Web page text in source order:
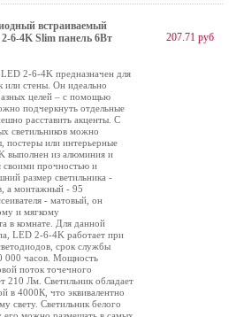
встраиваемый
6-4K Slim панель 6Вт
2-6-4K предназначен для
или стены. Он идеально
целей – с помощью
подчеркнуть отдельные
расставить акценты. С
светильников можно
постеры или интерьерные
выполнен из алюминия и
своими прочностью и
размер светильника -
а монтажный - 95
- матовый, он
и мягкому
в комнате. Для данной
LED 2-6-4K работает при
срок службы
000 часов. Мощность
поток точечного
210 Лм. Светильник обладает
в 4000К, что эквивалентно
свету. Светильник белого
207.71 руб